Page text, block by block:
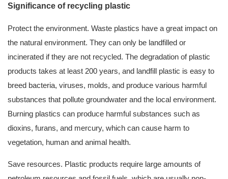
Significance of recycling plastic
Protect the environment. Waste plastics have a great impact on
the natural environment. They can only be landfilled or
incinerated if they are not recycled. The degradation of plastic
products takes at least 200 years, and landfill plastic is easy to
breed bacteria, viruses, molds, and produce various harmful
substances that pollute groundwater and the local environment.
Burning plastics can produce harmful substances such as
dioxins, furans, and mercury, which can cause harm to
vegetation, human and animal health.
Save resources. Plastic products require large amounts of